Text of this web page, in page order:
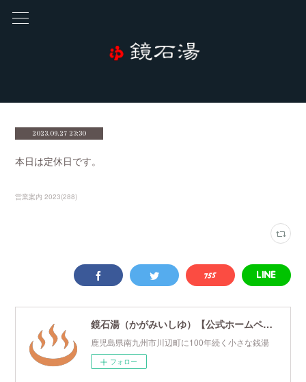
2023.09.27 23:30
本日は定休日です。
営業案内 2023(288)
鏡石湯（かがみいしゆ）【公式ホームページ】
鹿児島県南九州市川辺町に100年続く小さな銭湯
フォロー